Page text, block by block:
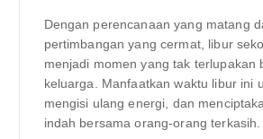
Dengan perencanaan yang matang
pertimbangan yang cermat, libur
menjadi momen yang tak terlupakan
keluarga. Manfaatkan waktu libur ini
mengisi ulang energi, dan
indah bersama orang-orang terkasih.